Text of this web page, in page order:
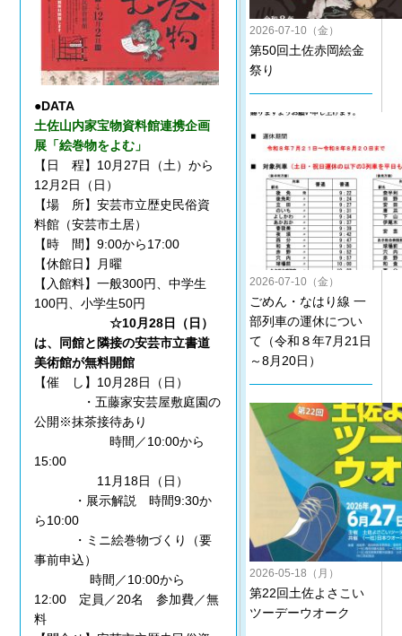
●DATA
土佐山内家宝物資料館連携企画
展「絵巻物をよむ」
【日 程】10月27日（土）から
12月2日（日）
【場 所】安芸市立歴史民俗資
料館（安芸市土居）
【時 間】9:00から17:00
【休館日】月曜
【入館料】一般300円、中学生
100円、小学生50円
☆10月28日（日）
は、同館と隣接の安芸市立書道
美術館が無料開館
【催 し】10月28日（日）
・五藤家安芸屋敷庭園の
公開※抹茶接待あり
時間／10:00から
15:00
11月18日（日）
・展示解説 時間9:30か
ら10:00
・ミニ絵巻物づくり（要
事前申込）
時間／10:00から
12:00 定員／20名 参加費／無
料
2026-07-10（金）
第50回土佐赤岡絵金
祭り
2026-07-10（金）
ごめん・なはり線 一
部列車の運休につい
て（令和８年7月21日
～8月20日）
2026-05-18（月）
第22回土佐よさこい
ツーデーウオーク